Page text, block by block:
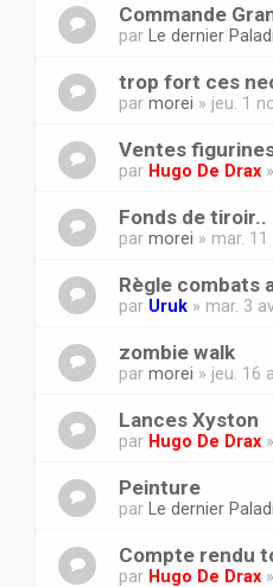
Commande
par Le dernier
trop fort ces
par morei » jeu. 1
Ventes
par Hugo De Drax
Fonds de tiroir..
par morei » mar.
Règle combats
par Uruk » mar. 3
zombie walk
par morei » jeu. 16
Lances Xyston
par Hugo De Drax
Peinture
par Le dernier
Compte rendu
par Hugo De Drax